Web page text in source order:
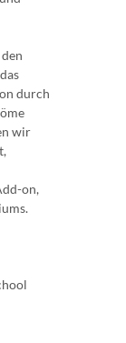
durch
wir
on,